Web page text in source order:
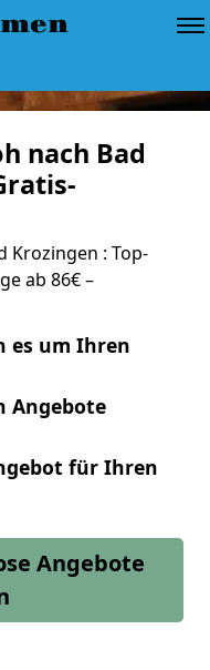
nach Bad
Krozingen : Top-
ab 86€ –
es um Ihren
Angebote
für Ihren
Angebote